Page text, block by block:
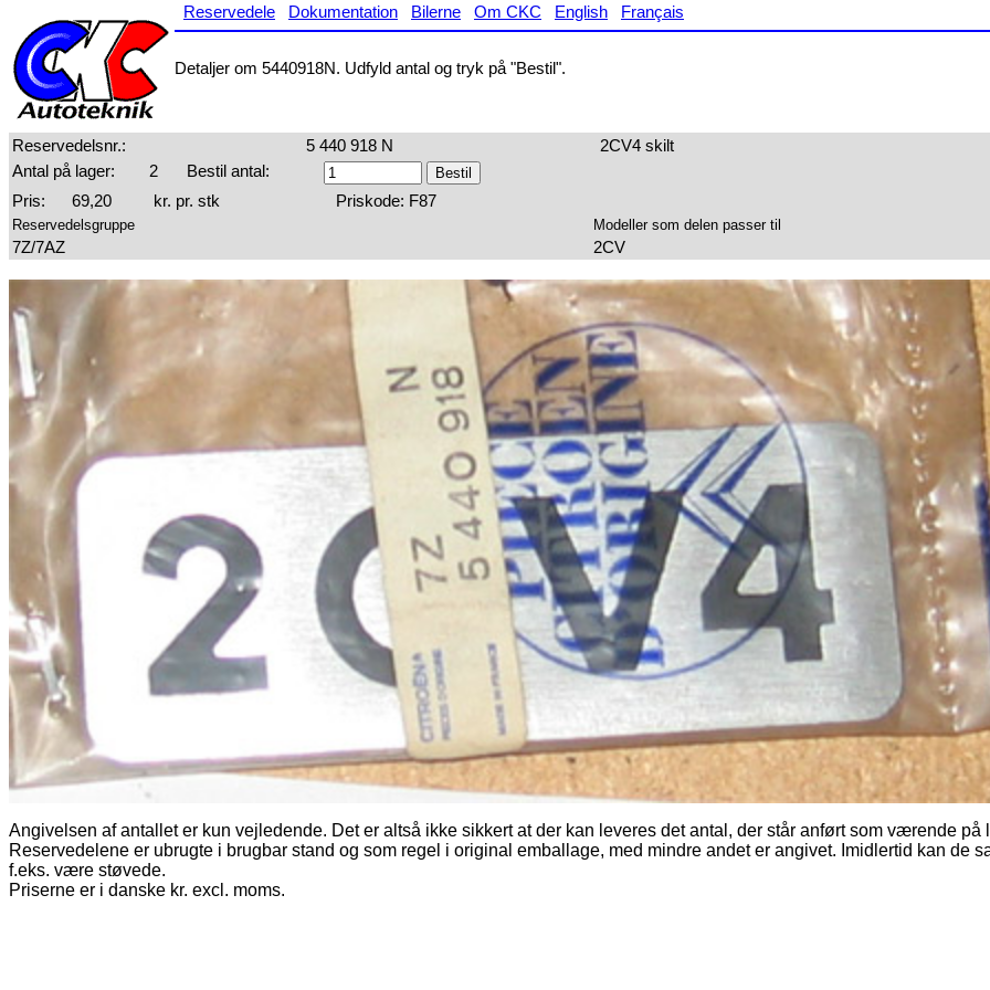
Reservedele Dokumentation Bilerne Om CKC English Français
Detaljer om 5440918N. Udfyld antal og tryk på "Bestil".
Reservedelsnr.: 5 440 918 N
2CV4 skilt
Antal på lager:
2
Bestil antal:
Pris:
69,20 kr. pr. stk Priskode: F87
Reservedelsgruppe Modeller som delen passer til
7Z/7AZ 2CV
Angivelsen af antallet er kun vejledende. Det er altså ikke sikkert at der kan leveres det antal, der står anført som værende på
Reservedelene er ubrugte i brugbar stand og som regel i original emballage, med mindre andet er angivet. Imidlertid kan
f.eks. være støvede.
Priserne er i danske kr. excl. moms.